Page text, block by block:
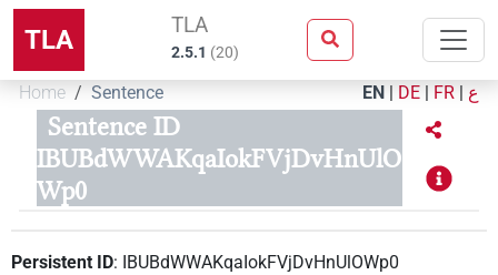
TLA TLA
2.5.1 (20)
Home Sentence EN | DE | FR | ع
Sentence ID
IBUBdWWAKqaIokFVjDvHnUlO
Wp0
Persistent ID: IBUBdWWAKqaIokFVjDvHnUlOWp0